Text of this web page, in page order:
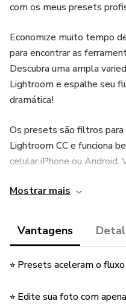
com os meus presets
Economize muito tempo
para encontrar as
Descubra uma ampla
Lightroom e espalhe seu
dramática!
Os presets são filtros
Lightroom CC e funciona
celular iPhone ou Android.
basta um clique!
não precisa de uma
Lightroom CC no seu
O que inclui o pacote:
Mostrar mais
Vantagens
⭐︎ Presets aceleram o
⭐︎ Edite sua foto com